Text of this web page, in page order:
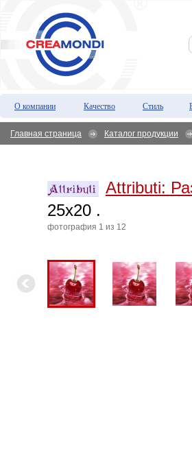
О компании Качество Стиль
Главная страница Каталог продукции
Attributi:
25х20 .
фотография 1 из 12